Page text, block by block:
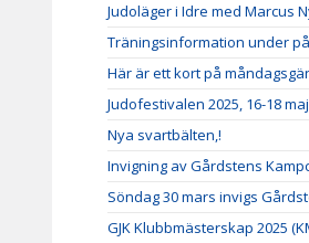
Judoläger i Idre med Marcus
Träningsinformation under
Här är ett kort på
Judofestivalen 2025, 16-18
Nya svartbälten,!
Invigning av Gårdstens
Söndag 30 mars invigs
GJK Klubbmästerskap 2025